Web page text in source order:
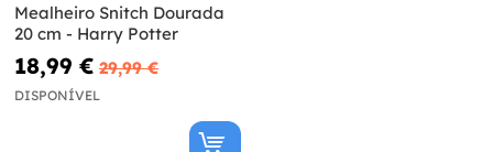
Mealheiro Snitch Dourada
20 cm - Harry Potter
18,99 € 29,99 €
DISPONÍVEL